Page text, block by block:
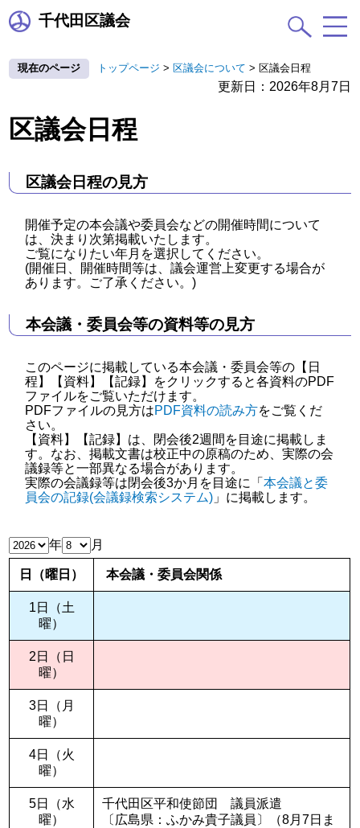
千代田区議会
現在のページ トップページ > 区議会について > 区議会日程
更新日：2026年8月7日
区議会日程
区議会日程の見方
開催予定の本会議や委員会などの開催時間について
は、決まり次第掲載いたします。
ご覧になりたい年月を選択してください。
(開催日、開催時間等は、議会運営上変更する場合が
あります。ご了承ください。)
本会議・委員会等の資料等の見方
このページに掲載している本会議・委員会等の【日
程】【資料】【記録】をクリックすると各資料のPDF
ファイルをご覧いただけます。
PDFファイルの見方はPDF資料の読み方をご覧くだ
さい。
【資料】【記録】は、閉会後2週間を目途に掲載しま
す。なお、掲載文書は校正中の原稿のため、実際の会
議録等と一部異なる場合があります。
実際の会議録等は閉会後3か月を目途に「本会議と委
員会の記録(会議録検索システム) 」に掲載し ます。
年 月
日（曜日） 本会議・委員会関係
1日（土
曜）
2日（日
曜）
3日（月
曜）
4日（火
曜）
5日（水
曜）
千代田区平和使節団 議員派遣
〔広島県：ふかみ貴子議員〕（8月7日ま